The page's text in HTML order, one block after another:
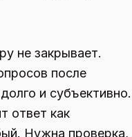
не закрывает.
после
и субъективно.
ответ как
Нужна проверка,